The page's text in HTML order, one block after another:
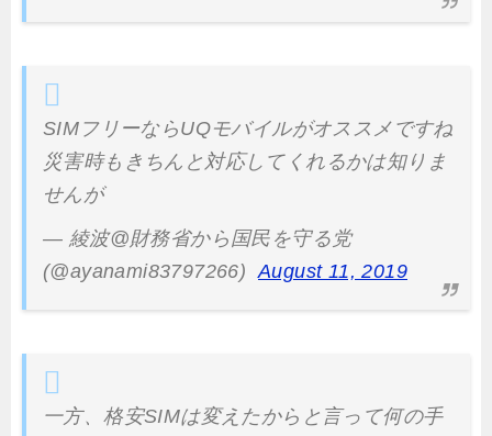
SIMフリーならUQモバイルがオススメですね
災害時もきちんと対応してくれるかは知りま
せんが
— 綾波@財務省から国民を守る党
(@ayanami83797266) August 11, 2019
一方、格安SIMは変えたからと言って何の手